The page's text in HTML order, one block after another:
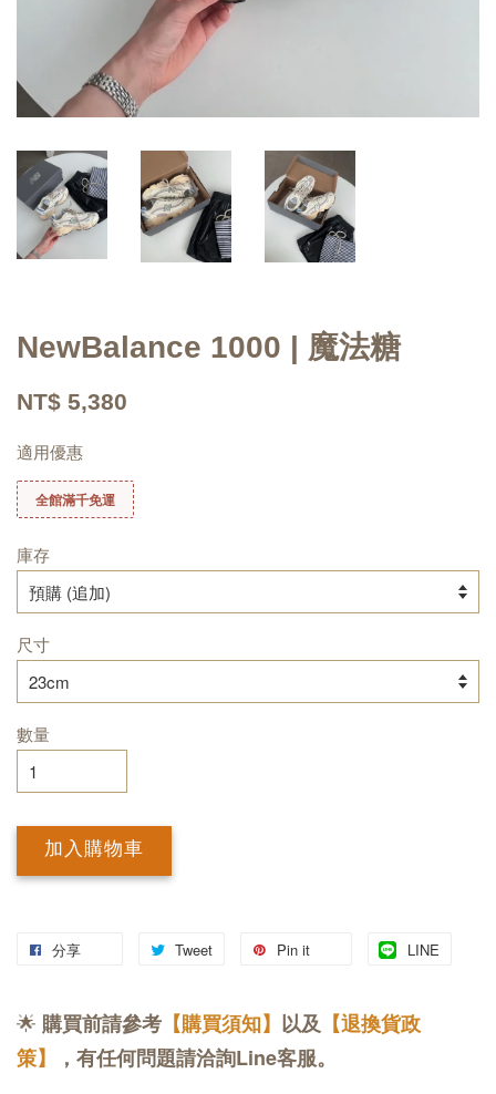
NewBalance 1000 | 魔法糖
NT$ 5,380
適用優惠
全館滿千免運
庫存
尺寸
數量
加入購物車
分享 Tweet Pin it LINE
🌟 購買前請參考 【購買須知】 以及 【退換貨政
策】
，有任何問題請洽詢Line客服。